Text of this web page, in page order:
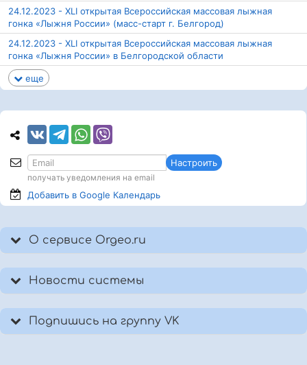
24.12.2023 - ХLI открытая Всероссийская массовая лыжная
гонка «Лыжня России» (масс-старт г. Белгород)
24.12.2023 - ХLI открытая Всероссийская массовая лыжная
гонка «Лыжня России» в Белгородской области
еще
Настроить
получать уведомления на email
Добавить в Google Календарь
О сервисе Orgeo.ru
Новости системы
Подпишись на группу VK